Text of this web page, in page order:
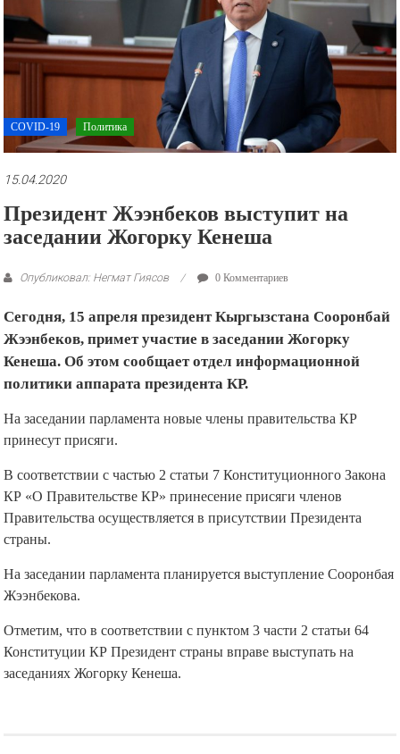
рекламные
ролики
и
презентации.
COVID-19 Политика
15.04.2020
Президент Жээнбеков выступит на
заседании Жогорку Кенеша
Опубликовал: Негмат Гиясов 0 Комментариев
Сегодня, 15 апреля президент Кыргызстана Сооронбай
Жээнбеков, примет участие в заседании Жогорку
Кенеша. Об этом сообщает отдел информационной
политики аппарата президента КР.
На заседании парламента новые члены правительства КР
принесут присяги.
В соответствии с частью 2 статьи 7 Конституционного Закона
КР «О Правительстве КР» принесение присяги членов
Правительства осуществляется в присутствии Президента
страны.
На заседании парламента планируется выступление Сооронбая
Жээнбекова.
Отметим, что в соответствии с пунктом 3 части 2 статьи 64
Конституции КР Президент страны вправе выступать на
заседаниях Жогорку Кенеша.